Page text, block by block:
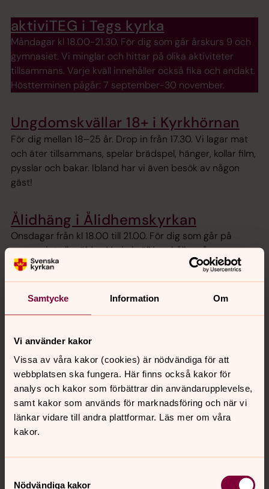
Samtycke Information Om
Vi använder kakor
Vissa av våra kakor (cookies) är nödvändiga för att
webbplatsen ska fungera. Här finns också kakor för
analys och kakor som förbättrar din användarupplevelse,
samt kakor som används för marknadsföring och när vi
länkar vidare till andra plattformar. Läs mer om våra
kakor.
Nödvändiga kakor
aktiviTEG i Tegs kyrka
Måndagar kl 18.00-21.30. För dig som går årskurs 9 och
gymnasiet. Vi minglar och hittar på olika aktiviteter
tillsammans. Varje kväll innehåller också fika och andakt.
Höstterminen pågår: 7 september-30 november.
Ungdomskvällar 18+ i Kyrkhörnan
För dig mellan 18–25 år. Drop in från 17.30. Vi lagar mat
och äter tillsammans, spelar brädspel, hänger, kollar film,
pysslar och bakar. Ibland har vi även besök av någon
gäst!
Ålidhäng i Ålidhemskyrkan
Onsdagar från kl 18.00 till 21.00. För dig som går på
gymnasiet eller äldre. Varje kväll innehåller någon
aktivitet, fika och andakt. Varje onsdag från 9
september till 9 december.
Bless Is More i Ålidhemskyrkan
sångvana. Repertoaren spänner från traditionell gospel
till mer nutida arrangemang som lutar åt pop & soul.
Höstterminen startar 24 augusti.
Mindfulness, meditation och
retreat på campus
reflektion över det som är viktigt i livet och för att lyssna